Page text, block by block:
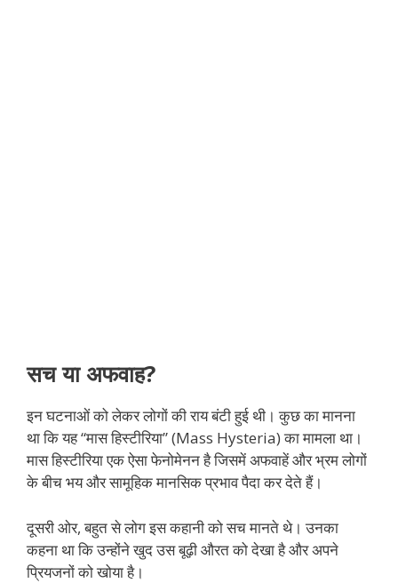
सच या अफवाह?
इन घटनाओं को लेकर लोगों की राय बंटी हुई थी। कुछ का मानना
था कि यह “मास हिस्टीरिया” (Mass Hysteria) का मामला था।
मास हिस्टीरिया एक ऐसा फेनोमेनन है जिसमें अफवाहें और भ्रम लोगों
के बीच भय और सामूहिक मानसिक प्रभाव पैदा कर देते हैं।
दूसरी ओर, बहुत से लोग इस कहानी को सच मानते थे। उनका
कहना था कि उन्होंने खुद उस बूढ़ी औरत को देखा है और अपने
प्रियजनों को खोया है।